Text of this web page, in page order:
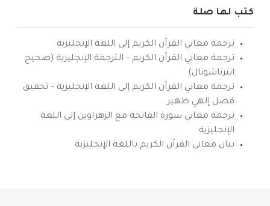
كتب لها صلة
ترجمة معاني القرآن الكريم إلى اللغة الإنجليزية
ترجمة معاني القرآن الكريم – الترجمة الإنجليزية (صحيح
انترناشونال)
ترجمة معاني القرآن الكريم إلى اللغة الإنجليزية – تحقيق
فضل إلهي ظهير
ترجمة معاني سورة الفاتحة مع الزهراوين إلى اللغة
الإنجليزية
بيان معاني القرآن الكريم باللغة الإنجليزية